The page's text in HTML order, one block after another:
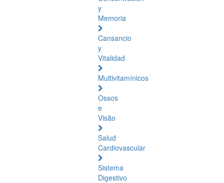
y
Memoria
Cansancio
y
Vitalidad
Multivitamínicos
Ossos
e
Visão
Salud
Cardiovascular
Sistema
Digestivo